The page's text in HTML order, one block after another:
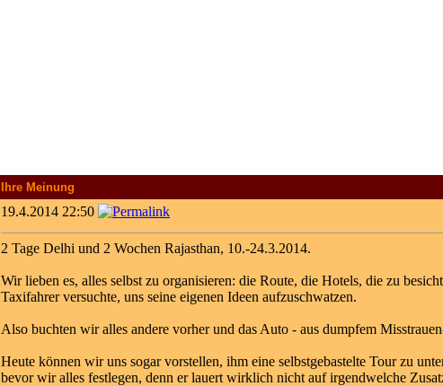
Ihre Meinung
19.4.2014 22:50
2 Tage Delhi und 2 Wochen Rajasthan, 10.-24.3.2014.
Wir lieben es, alles selbst zu organisieren: die Route, die Hotels, die zu
Taxifahrer versuchte, uns seine eigenen Ideen aufzuschwatzen.
Also buchten wir alles andere vorher und das Auto - aus dumpfem
Heute können wir uns sogar vorstellen, ihm eine selbstgebastelte Tour zu
bevor wir alles festlegen, denn er lauert wirklich nicht auf irgendwelche